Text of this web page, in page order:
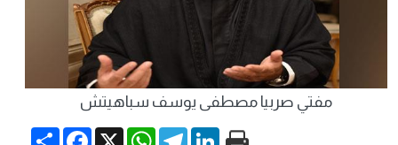
مفتي صربيا مصطفى يوسف سباهيتش
Share
Facebook X
WhatsApp
TelegramLinkedIn